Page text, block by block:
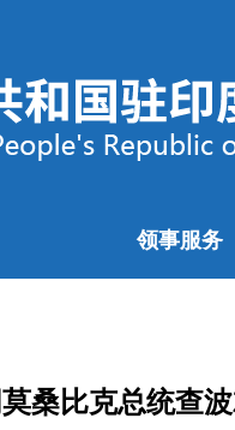
领事服务
桑比克总统查